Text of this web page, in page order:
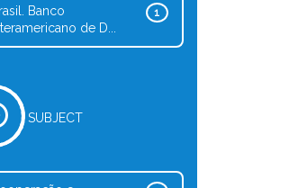
1
Banco
de D...
SUBJECT